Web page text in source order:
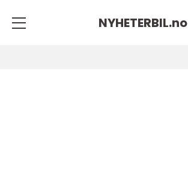
NYHETERBIL.no